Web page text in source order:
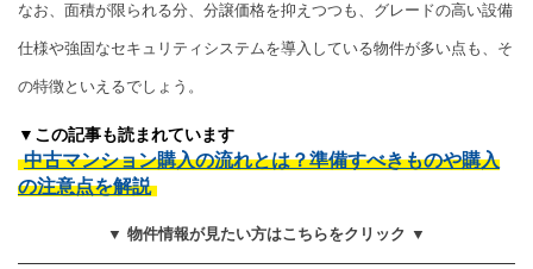
なお、面積が限られる分、分譲価格を抑えつつも、グレードの高い設備
仕様や強固なセキュリティシステムを導入している物件が多い点も、そ
の特徴といえるでしょう。
▼この記事も読まれています
中古マンション購入の流れとは？準備すべきものや購入
の注意点を解説
▼ 物件情報が見たい方はこちらをクリック ▼